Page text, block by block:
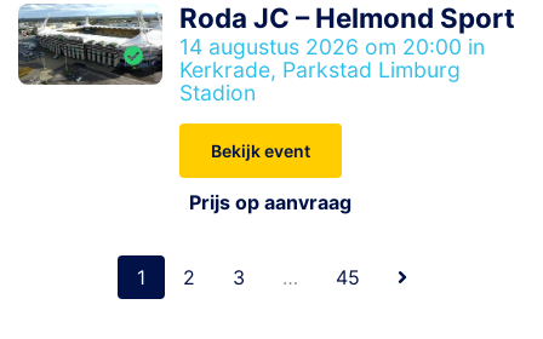
Roda JC – Helmond Sport
14 augustus 2026 om 20:00 in
Kerkrade, Parkstad Limburg
Stadion
Bekijk event
Prijs op aanvraag
1 2 3 … 45